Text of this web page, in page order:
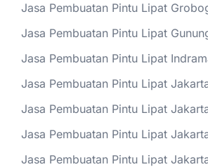
Jasa Pembuatan Pintu Lipat
Jasa Pembuatan Pintu Lipat
Jasa Pembuatan Pintu Lipat
Jasa Pembuatan Pintu Lipat
Jasa Pembuatan Pintu Lipat
Jasa Pembuatan Pintu Lipat
Jasa Pembuatan Pintu Lipat